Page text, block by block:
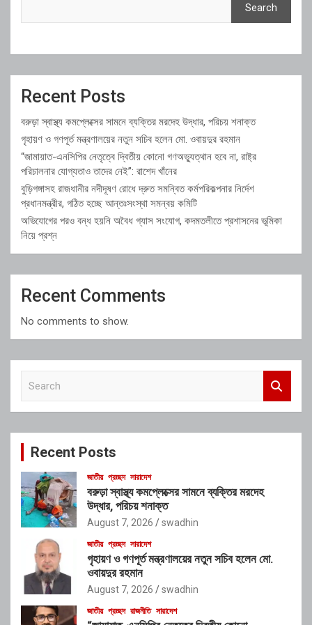
Search
Recent Posts
বরুড়া স্বাস্থ্য কমপ্লেক্সের সামনে ব্যক্তির মরদেহ উদ্ধার, পরিচয় শনাক্ত
গৃহায়ণ ও গণপূর্ত মন্ত্রণালয়ের নতুন সচিব হলেন মো. ওবায়দুর রহমান
“জামায়াত-এনসিপির নেতৃত্বে দ্বিতীয় কোনো গণঅভ্যুত্থান হবে না, রাষ্ট্র
পরিচালনার যোগ্যতাও তাদের নেই”: রাশেদ খাঁনের
বুড়িগঙ্গাসহ রাজধানীর নদীদূষণ রোধে দ্রুত সমন্বিত কর্মপরিকল্পনার নির্দেশ
প্রধানমন্ত্রীর, গঠিত হচ্ছে আন্তঃসংস্থা সমন্বয় কমিটি
অভিযোগের পরও বন্ধ হয়নি অবৈধ গ্যাস সংযোগ, কদমতলীতে প্রশাসনের ভূমিকা
নিয়ে প্রশ্ন
Recent Comments
No comments to show.
c
Recent Posts
জাতীয় প্রচ্ছদ সারাদেশ
বরুড়া স্বাস্থ্য কমপ্লেক্সের সামনে ব্যক্তির মরদেহ
উদ্ধার, পরিচয় শনাক্ত
August 7, 2026 swadhin
জাতীয় প্রচ্ছদ সারাদেশ
গৃহায়ণ ও গণপূর্ত মন্ত্রণালয়ের নতুন সচিব হলেন মো.
ওবায়দুর রহমান
August 7, 2026 swadhin
জাতীয় প্রচ্ছদ রাজনীতি সারাদেশ